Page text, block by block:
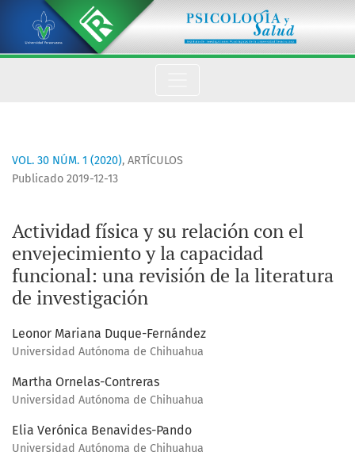
Actividad física y su relación con el envejecimiento y la
VOL. 30 NÚM. 1 (2020), ARTÍCULOS
Actividad física y su relación con el
envejecimiento y la capacidad
funcional: una revisión de la literatura
de investigación
Publicado 2019-12-13
Leonor Mariana Duque-Fernández
Universidad Autónoma de Chihuahua
Martha Ornelas-Contreras
Universidad Autónoma de Chihuahua
Elia Verónica Benavides-Pando
Universidad Autónoma de Chihuahua